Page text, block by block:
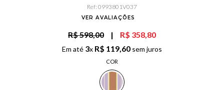
Ref: 0993801V037
VER AVALIAÇÕES
R$ 598,00 | R$ 358,80
Em até 3x R$ 119,60 sem juros
COR